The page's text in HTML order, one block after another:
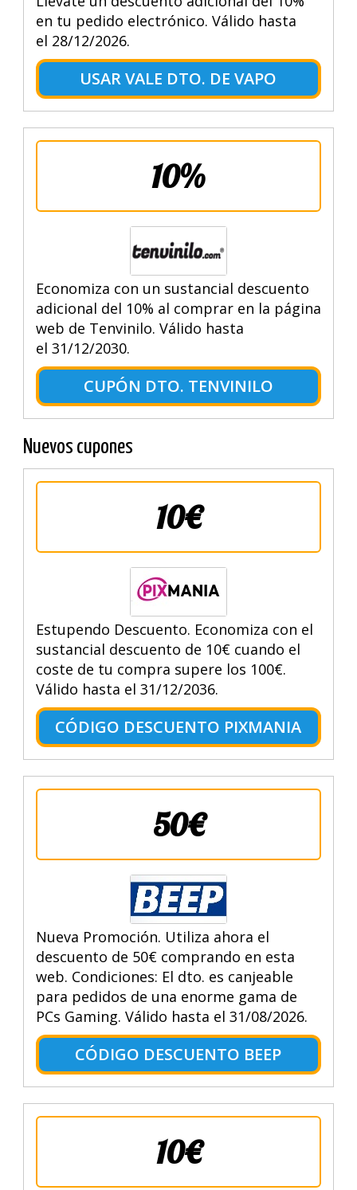
en tu pedido electrónico. Válido hasta
el 28/12/2026.
USAR VALE DTO. DE VAPO
10%
Economiza con un sustancial descuento
adicional del 10% al comprar en la página
web de Tenvinilo. Válido hasta
el 31/12/2030.
CUPÓN DTO. TENVINILO
Nuevos cupones
10€
Estupendo Descuento. Economiza con el
sustancial descuento de 10€ cuando el
coste de tu compra supere los 100€.
Válido hasta el 31/12/2036.
CÓDIGO DESCUENTO PIXMANIA
50€
Nueva Promoción. Utiliza ahora el
descuento de 50€ comprando en esta
web. Condiciones: El dto. es canjeable
para pedidos de una enorme gama de
PCs Gaming. Válido hasta el 31/08/2026.
CÓDIGO DESCUENTO BEEP
10€